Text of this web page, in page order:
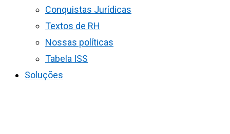
Conquistas Jurídicas
Textos de RH
Nossas políticas
Tabela ISS
Soluções